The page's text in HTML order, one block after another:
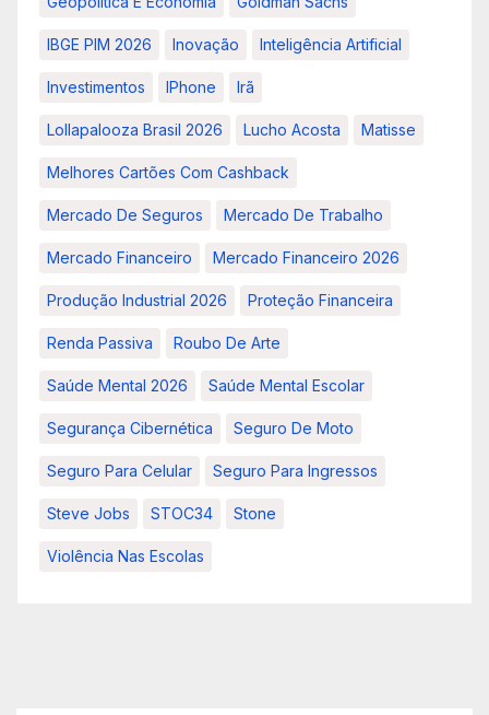
IBGE PIM 2026 Inovação Inteligência Artificial
Investimentos IPhone Irã
Lollapalooza Brasil 2026 Lucho Acosta Matisse
Melhores Cartões Com Cashback
Mercado De Seguros Mercado De Trabalho
Mercado Financeiro Mercado Financeiro 2026
Produção Industrial 2026 Proteção Financeira
Renda Passiva Roubo De Arte
Saúde Mental 2026 Saúde Mental Escolar
Segurança Cibernética Seguro De Moto
Seguro Para Celular Seguro Para Ingressos
Steve Jobs STOC34 Stone
Violência Nas Escolas